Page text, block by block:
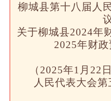
柳城县第十八届人
关于柳城县2024年
2025年财
（2025年1月22
人民代表大会第